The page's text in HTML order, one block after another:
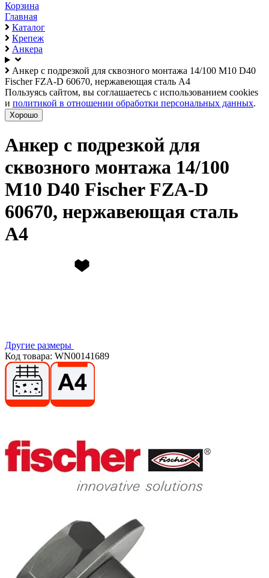
Корзина
Главная
Каталог
Крепеж
Анкера
Анкер с подрезкой для сквозного монтажа 14/100 М10 D40
Fischer FZA-D 60670, нержавеющая сталь А4
Пользуясь сайтом, вы соглашаетесь с использованием cookies
и политикой в отношении обработки персональных данных.
Хорошо
Анкер с подрезкой для
сквозного монтажа 14/100
М10 D40 Fischer FZA-D
60670, нержавеющая сталь
А4
Другие размеры
Код товара: WN00141689